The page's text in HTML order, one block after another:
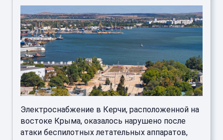
Электроснабжение в Керчи, расположенной на
востоке Крыма, оказалось нарушено после
атаки беспилотных летательных аппаратов,